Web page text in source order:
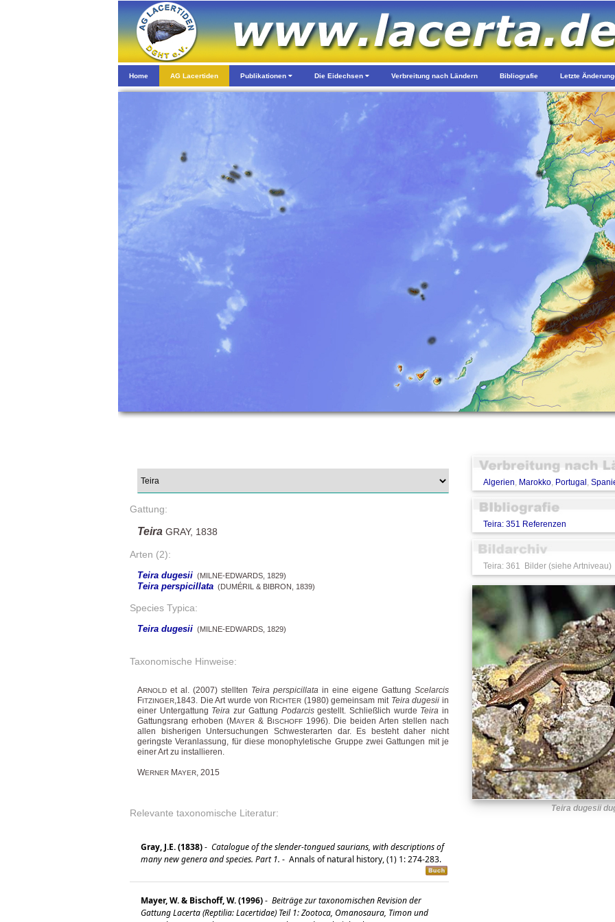
Home AG Lacertiden Publikationen Die Eidechsen Verbreitung nach Ländern Bibliografie Letzte
Gattung:
Teira GRAY, 1838
Arten (2):
Teira dugesii (MILNE-EDWARDS, 1829)
Teira perspicillata (DUMÉRIL & BIBRON, 1839)
Species Typica:
Teira dugesii (MILNE-EDWARDS, 1829)
Taxonomische Hinweise:
ARNOLD et al. (2007) stellten Teira perspicillata in eine eigene Gattung Scelarcis
F ITZINGER,1843. Die Art wurde von R ICHTER (1980) gemeinsam mit Teira dugesii in
einer Untergattung Teira zur Gattung Podarcisgestellt. Schließlich wurde Teira in
Gattungsrang erhoben (MAYER & B ISCHOFF 1996). Die beiden Arten stellen nach
allen bisherigen Untersuchungen Schwesterarten dar. Es besteht daher nicht
geringste Veranlassung, für diese monophyletische Gruppe zwei Gattungen mit je
einer Art zu installieren.
WERNER MAYER, 2015
Relevante taxonomische Literatur:
Gray, J.E. (1838)- Catalogue of the slender-tongued saurians, with descriptions of
many new genera and species. Part 1. - Annals of natural history, (1) 1: 274-283.
Mayer, W. & Bischoff, W. (1996)- Beiträge zur taxonomischen Revision der
Gattung Lacerta (Reptilia: Lacertidae) Teil 1: Zootoca, Omanosaura, Timon und
Algerien, Marokko, Portugal ,
Teira: 351 Referenzen
Teira: 361 Bilder (siehe Artniveau)
Teira dugesii